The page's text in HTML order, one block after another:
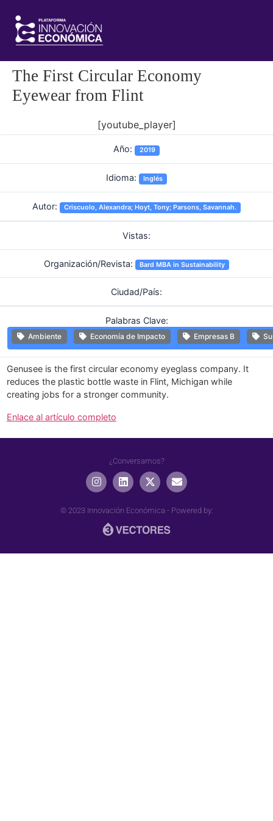
The First Circular Economy
Eyewear from Flint
[youtube_player]
Año: 2019
Idioma: Inglés
Autor: Criscuolo, Alexandra; Hoyt, Tony; Parsons, Savannah.
Vistas:
Organización/Revista: Bard MBA in Sustainability
Ciudad/País:
Palabras Clave:
Ambiente Economía de Impacto Empresas B
Genusee is the first circular economy eyeglass company. It
reduces the plastic bottle waste in Flint, Michigan while
creating jobs for a stronger community.
Enlace al artículo completo
© 2023 Innovación Económica - Powered by:
¿Conversamos?